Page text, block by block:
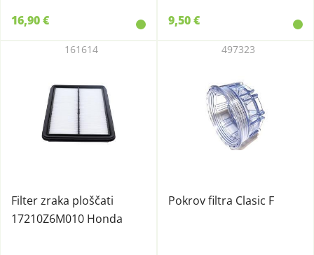
16,90 € 9,50 €
Filter zraka ploščati
17210Z6M010 Honda
161614
Pokrov filtra Clasic F
497323